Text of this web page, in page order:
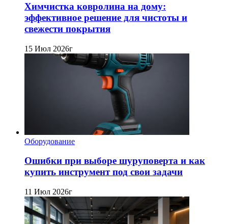
Химчистка ковролина на дому:
эффективное решение для чистоты и
свежести покрытия
15 Июл 2026г
Оборудование
Ошибки при выборе шуруповерта и как
купить инструмент под свои задачи
11 Июл 2026г